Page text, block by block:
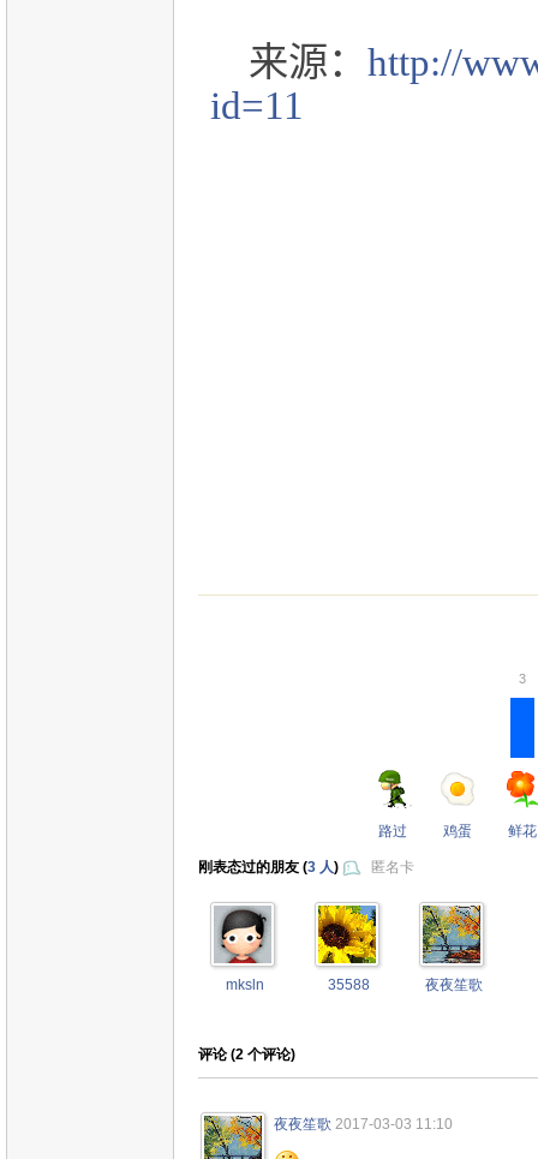
来源： http://
id=11
路过 鸡蛋
3
鲜花
刚表态过的朋友 (3 人) 匿名卡
mksln 35588 夜夜笙歌
评论 (2 个评论)
夜夜笙歌 2017-03-03 11:10